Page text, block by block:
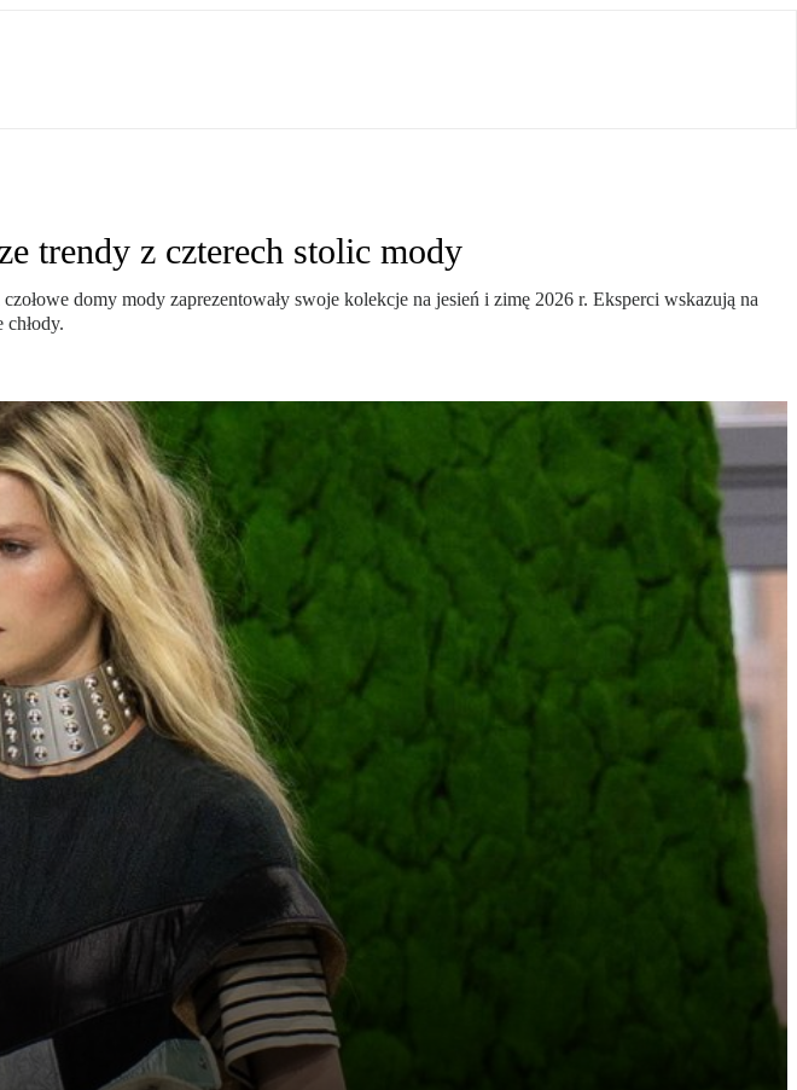
trendy z czterech stolic mody
domy mody zaprezentowały swoje kolekcje na jesień i zimę 2026 r. Eksperci wskazują na